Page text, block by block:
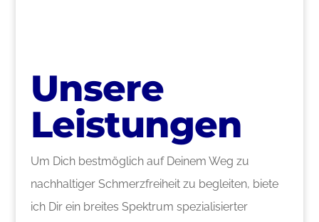
Unsere
Leistungen
Um Dich bestmöglich auf Deinem Weg zu
nachhaltiger Schmerzfreiheit zu begleiten, biete
ich Dir ein breites Spektrum spezialisierter